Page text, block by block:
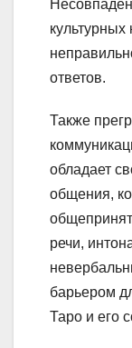
ответов.
Также
обладает
общения,
речи,
барьером
Таро и его